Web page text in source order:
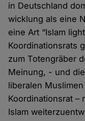
in Deutschland
wicklung als eine
eine Art “Islam
Koordinations­rats
zum Toten­gräber
Meinung, - und
liberalen
Koordinations­rat –
Islam